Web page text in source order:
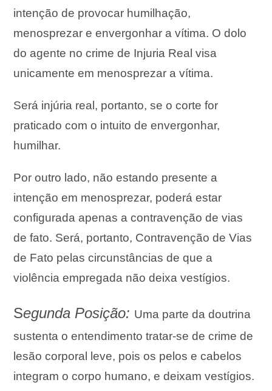
intenção de provocar humilhação,
menosprezar e envergonhar a vítima. O dolo
do agente no crime de Injuria Real visa
unicamente em menosprezar a vítima.
Será injúria real, portanto, se o corte for
praticado com o intuito de envergonhar,
humilhar.
Por outro lado, não estando presente a
intenção em menosprezar, poderá estar
configurada apenas a contravenção de vias
de fato. Será, portanto, Contravenção de Vias
de Fato pelas circunstâncias de que a
violência empregada não deixa vestígios.
Segunda Posição: Uma parte da doutrina
sustenta o entendimento tratar-se de crime de
lesão corporal leve, pois os pelos e cabelos
integram o corpo humano, e deixam vestígios.